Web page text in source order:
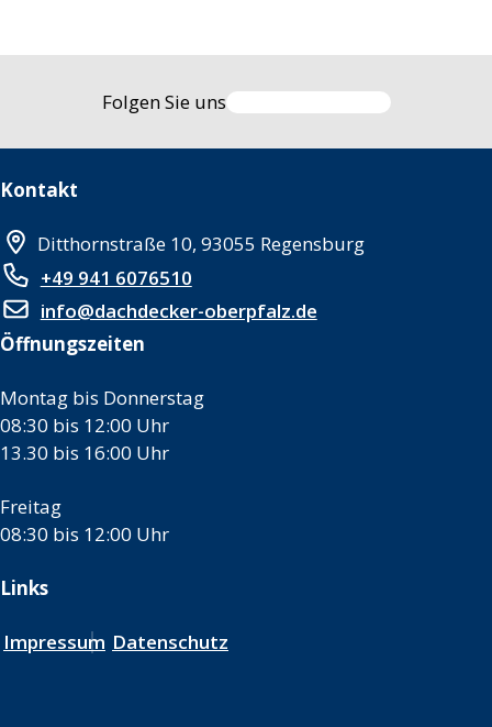
Folgen Sie uns
Kontakt
Ditthornstraße 10, 93055 Regensburg
+49 941 6076510
info@dachdecker-oberpfalz.de
Öffnungszeiten
Montag bis Donnerstag
08:30 bis 12:00 Uhr
13.30 bis 16:00 Uhr
Freitag
08:30 bis 12:00 Uhr
Links
Impressum Datenschutz